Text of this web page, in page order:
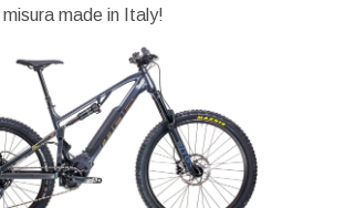
made in Italy!